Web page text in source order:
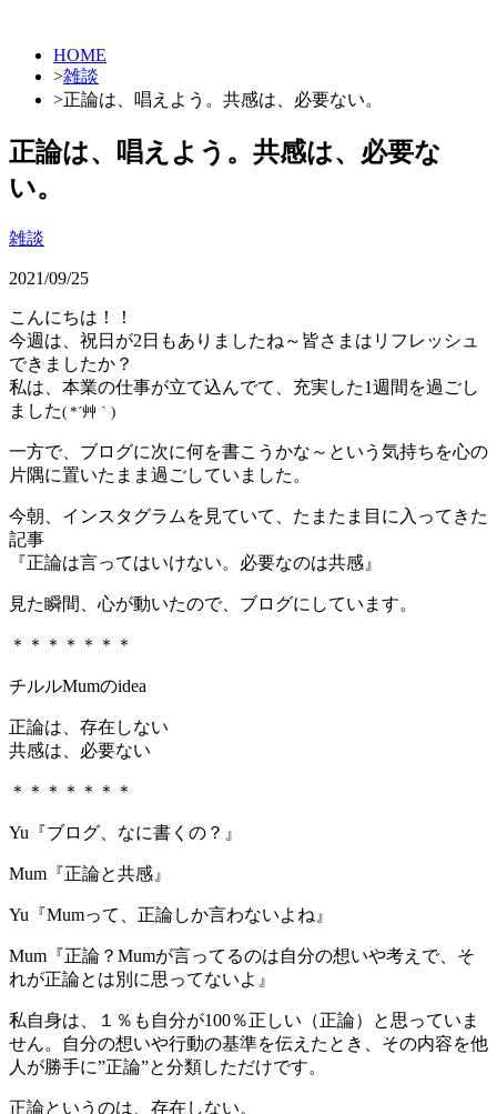
HOME
>雑談
>正論は、唱えよう。共感は、必要ない。
正論は、唱えよう。共感は、必要な
い。
雑談
2021/09/25
こんにちは！！
今週は、祝日が2日もありましたね～皆さまはリフレッシュ
できましたか？
私は、本業の仕事が立て込んでて、充実した1週間を過ごし
ました( *´艸｀)
一方で、ブログに次に何を書こうかな～という気持ちを心の
片隅に置いたまま過ごしていました。
今朝、インスタグラムを見ていて、たまたま目に入ってきた
記事
『正論は言ってはいけない。必要なのは共感』
見た瞬間、心が動いたので、ブログにしています。
＊＊＊＊＊＊＊
チルルMumのidea
正論は、存在しない
共感は、必要ない
＊＊＊＊＊＊＊
Yu『ブログ、なに書くの？』
Mum『正論と共感』
Yu『Mumって、正論しか言わないよね』
Mum『正論？Mumが言ってるのは自分の想いや考えで、そ
れが正論とは別に思ってないよ』
私自身は、１％も自分が100％正しい（正論）と思っていま
せん。自分の想いや行動の基準を伝えたとき、その内容を他
人が勝手に”正論”と分類しただけです。
正論というのは、存在しない。